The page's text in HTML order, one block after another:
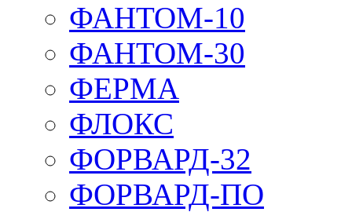
ФАНТОМ-10
ФАНТОМ-30
ФЕРМА
ФЛОКС
ФОРВАРД-32
ФОРВАРД-ПО